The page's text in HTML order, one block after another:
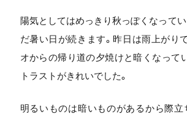
陽気としてはめっきり秋っぽくなってい
だ暑い日が続きます。昨日は雨上がり
オからの帰り道の夕焼けと暗くなって
トラストがきれいでした。
明るいものは暗いものがあるから際立